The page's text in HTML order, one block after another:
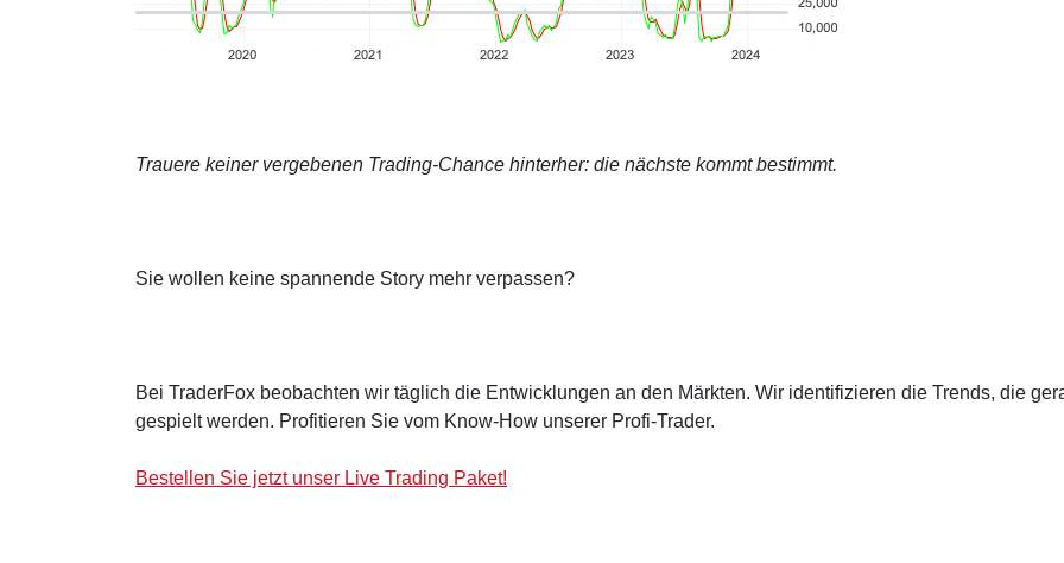
Trauere keiner vergebenen Trading-Chance hinterher: die nächste kommt bestimmt.
Sie wollen keine spannende Story mehr verpassen?
Bei TraderFox beobachten wir täglich die Entwicklungen an den Märkten. Wir identifizieren die Trends, die
gespielt werden. Profitieren Sie vom Know-How unserer Profi-Trader.
Bestellen Sie jetzt unser Live Trading Paket!